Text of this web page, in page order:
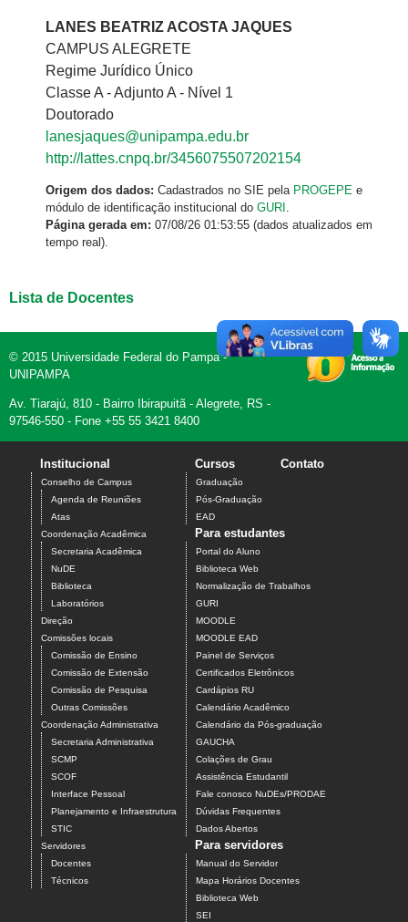
LANES BEATRIZ ACOSTA JAQUES
CAMPUS ALEGRETE
Regime Jurídico Único
Classe A - Adjunto A - Nível 1
Doutorado
lanesjaques@unipampa.edu.br
http://lattes.cnpq.br/3456075507202154
Origem dos dados: Cadastrados no SIE pela PROGEPE e
módulo de identificação institucional do GURI .
Página gerada em: 07/08/26 01:53:55 (dados atualizados em
tempo real).
Lista de Docentes
© 2015 Universidade Federal do Pampa -
UNIPAMPA
Av. Tiarajú, 810 - Bairro Ibirapuitã - Alegrete, RS -
97546-550 - Fone +55 55 3421 8400
Institucional
Conselho de Campus
Agenda de Reuniões
Atas
Coordenação Acadêmica
Secretaria Acadêmica
NuDE
Biblioteca
Laboratórios
Direção
Comissões locais
Comissão de Ensino
Comissão de Extensão
Comissão de Pesquisa
Outras Comissões
Coordenação Administrativa
Secretaria Administrativa
SCMP
SCOF
Interface Pessoal
Planejamento e Infraestrutura
STIC
Servidores
Docentes
Técnicos
Cursos
Graduação
Pós-Graduação
EAD
Contato
Para estudantes
Portal do Aluno
Biblioteca Web
Normalização de Trabalhos
GURI
MOODLE
MOODLE EAD
Painel de Serviços
Certificados Eletrônicos
Cardápios RU
Calendário Acadêmico
Calendário da Pós-graduação
GAUCHA
Colações de Grau
Assistência Estudantil
Fale conosco NuDEs/PRODAE
Dúvidas Frequentes
Dados Abertos
Para servidores
Manual do Servidor
Mapa Horários Docentes
Biblioteca Web
SEI